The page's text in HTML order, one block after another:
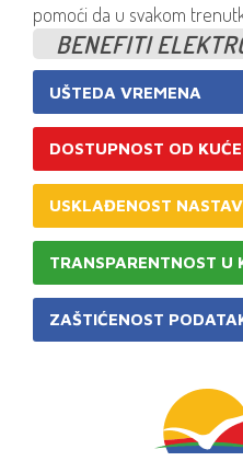
pomoći da u svakom
BENEFITI
UŠTEDA VREMENA
DOSTUPNOST OD KUĆE
USKLAĐENOST
TRANSPARENTNOST U
ZAŠTIĆENOST